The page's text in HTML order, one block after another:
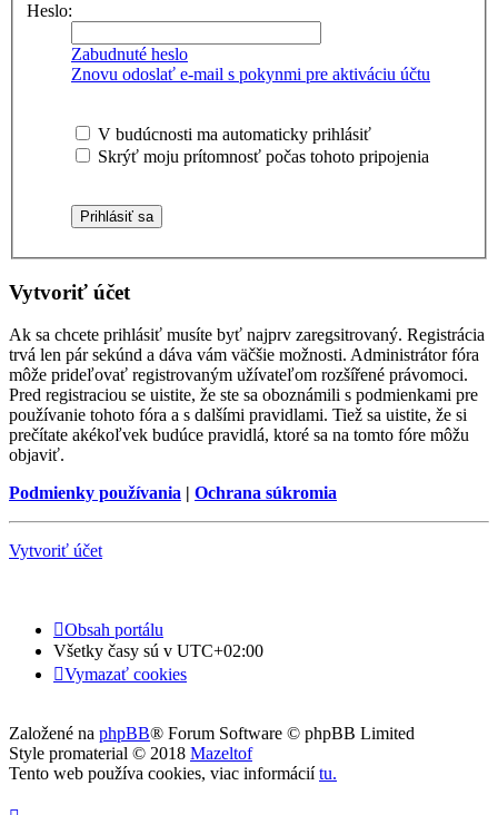
Heslo:
Zabudnuté heslo
Znovu odoslať e-mail s pokynmi pre aktiváciu účtu
V budúcnosti ma automaticky prihlásiť
Skrýť moju prítomnosť počas tohoto pripojenia
Vytvoriť účet
Ak sa chcete prihlásiť musíte byť najprv zaregsitrovaný. Registrácia
trvá len pár sekúnd a dáva vám väčšie možnosti. Administrátor fóra
môže prideľovať registrovaným užívateľom rozšířené právomoci.
Pred registraciou se uistite, že ste sa oboznámili s podmienkami pre
používanie tohoto fóra a s dalšími pravidlami. Tiež sa uistite, že si
prečítate akékoľvek budúce pravidlá, ktoré sa na tomto fóre môžu
objaviť.
Podmienky používania | Ochrana súkromia
Vytvoriť účet
Obsah portálu
Všetky časy sú v UTC+02:00
Vymazať cookies
Založené na phpBB® Forum Software © phpBB Limited
Style promaterial © 2018 Mazeltof
Tento web používa cookies, viac informáciítu.